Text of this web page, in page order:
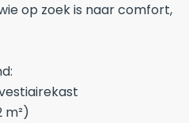
op zoek is naar comfort,
m²)